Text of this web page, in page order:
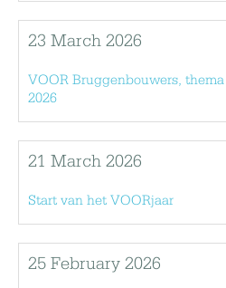
23 March 2026
VOOR Bruggenbouwers,
2026
21 March 2026
Start van het VOORjaar
25 February 2026